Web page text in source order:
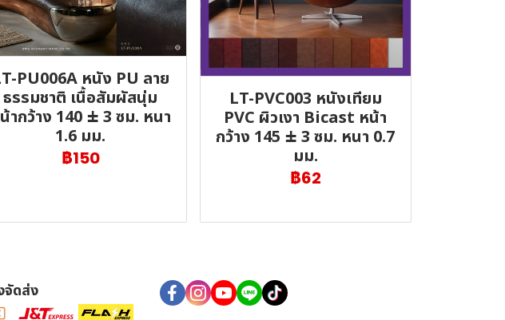
PU006A หนัง PU ลาย
ธรรมชาติ เนื้อสัมผัสนุ่ม
ากว้าง 140 ± 3 ซม. หนา
1.6 มม.
฿150
LT-PVC003 หนังเทียม
PVC ผิวเงา Bicast หน้า
กว้าง 145 ± 3 ซม. หนา 0.7
มม.
฿62
จัดส่ง